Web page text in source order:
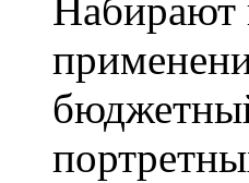
Набирают